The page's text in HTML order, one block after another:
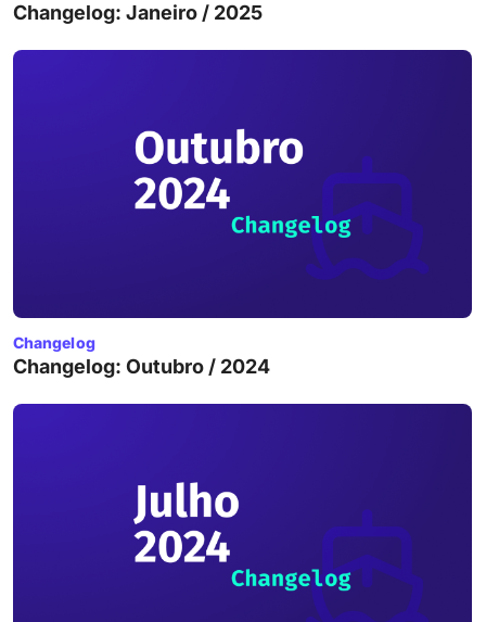
Changelog: Janeiro / 2025
Changelog
Changelog: Outubro / 2024